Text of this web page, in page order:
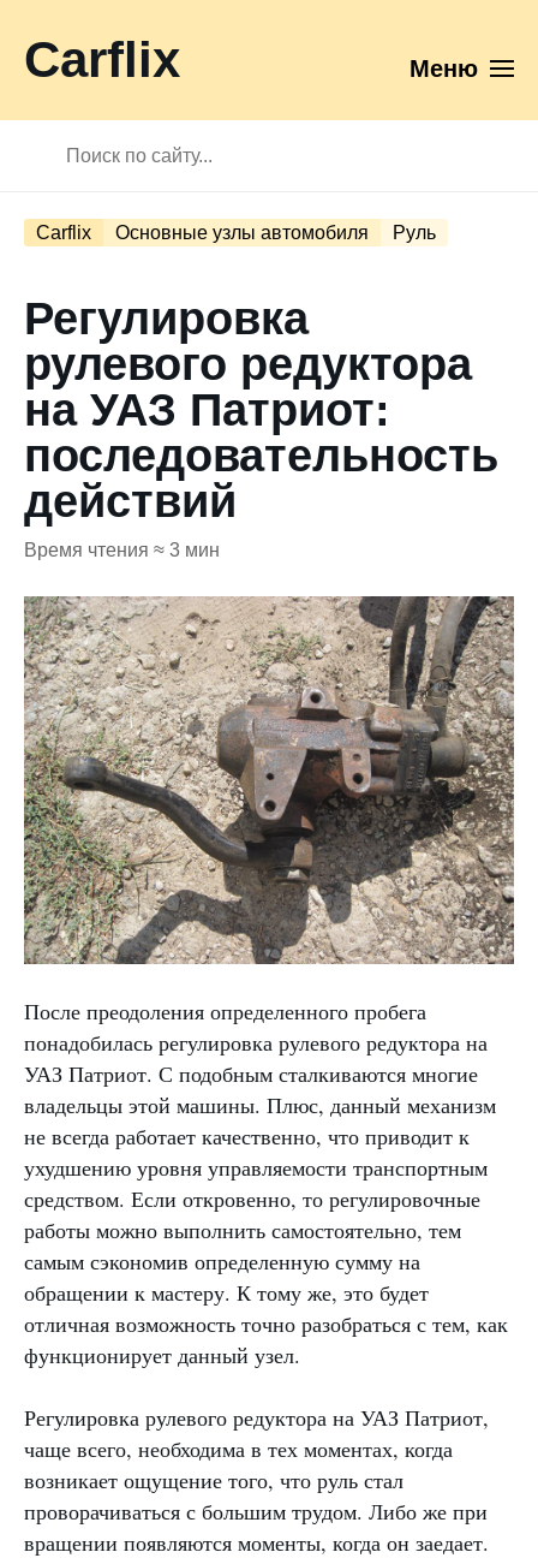
Carflix Меню
Carflix Основные узлы автомобиля Руль
Регулировка
рулевого редуктора
на УАЗ Патриот:
последовательность
действий
Время чтения ≈ 3 мин
После преодоления определенного пробега
понадобилась регулировка рулевого редуктора на
УАЗ Патриот. С подобным сталкиваются многие
владельцы этой машины. Плюс, данный механизм
не всегда работает качественно, что приводит к
ухудшению уровня управляемости транспортным
средством. Если откровенно, то регулировочные
работы можно выполнить самостоятельно, тем
самым сэкономив определенную сумму на
обращении к мастеру. К тому же, это будет
отличная возможность точно разобраться с тем, как
функционирует данный узел.
Регулировка рулевого редуктора на УАЗ Патриот,
чаще всего, необходима в тех моментах, когда
возникает ощущение того, что руль стал
проворачиваться с большим трудом. Либо же при
вращении появляются моменты, когда он заедает.